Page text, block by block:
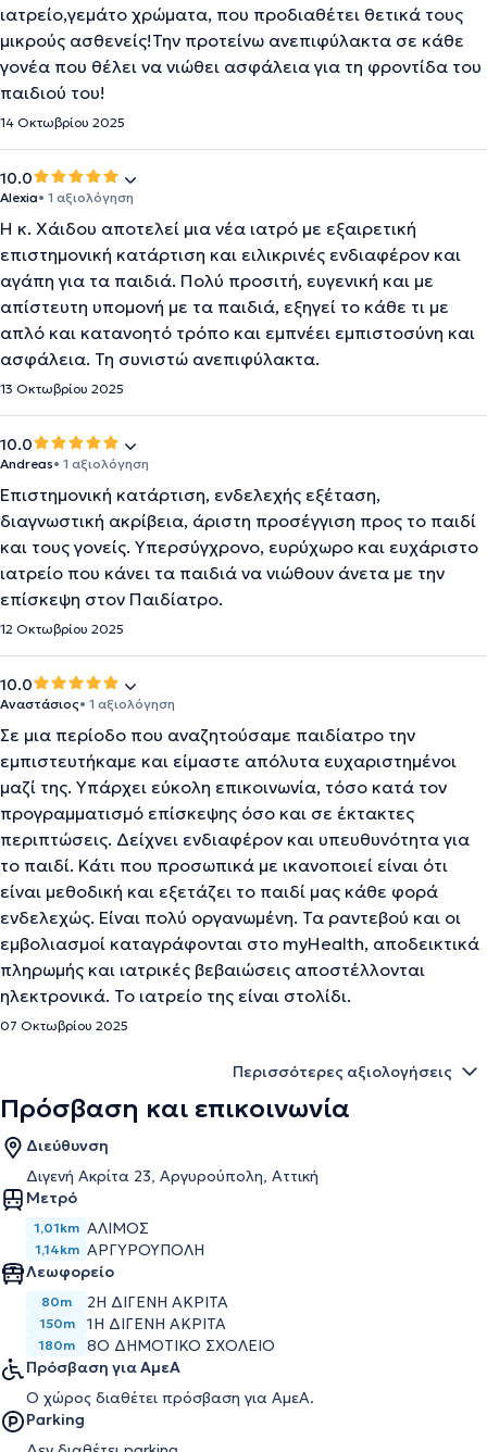
ιατρείο,γεμάτο χρώματα, που προδιαθέτει θετικά τους
μικρούς ασθενείς!Την προτείνω ανεπιφύλακτα σε κάθε
γονέα που θέλει να νιώθει ασφάλεια για τη φροντίδα του
παιδιού του!
14 Οκτωβρίου 2025
10.0
Alexia• 1 αξιολόγηση
Η κ. Χάιδου αποτελεί μια νέα ιατρό με εξαιρετική
επιστημονική κατάρτιση και ειλικρινές ενδιαφέρον και
αγάπη για τα παιδιά. Πολύ προσιτή, ευγενική και με
απίστευτη υπομονή με τα παιδιά, εξηγεί το κάθε τι με
απλό και κατανοητό τρόπο και εμπνέει εμπιστοσύνη και
ασφάλεια. Τη συνιστώ ανεπιφύλακτα.
13 Οκτωβρίου 2025
10.0
Andreas• 1 αξιολόγηση
Επιστημονική κατάρτιση, ενδελεχής εξέταση,
διαγνωστική ακρίβεια, άριστη προσέγγιση προς το παιδί
και τους γονείς. Υπερσύγχρονο, ευρύχωρο και ευχάριστο
ιατρείο που κάνει τα παιδιά να νιώθουν άνετα με την
επίσκεψη στον Παιδίατρο.
12 Οκτωβρίου 2025
10.0
Αναστάσιος• 1 αξιολόγηση
Σε μια περίοδο που αναζητούσαμε παιδίατρο την
εμπιστευτήκαμε και είμαστε απόλυτα ευχαριστημένοι
μαζί της. Υπάρχει εύκολη επικοινωνία, τόσο κατά τον
προγραμματισμό επίσκεψης όσο και σε έκτακτες
περιπτώσεις. Δείχνει ενδιαφέρον και υπευθυνότητα για
το παιδί. Κάτι που προσωπικά με ικανοποιεί είναι ότι
είναι μεθοδική και εξετάζει το παιδί μας κάθε φορά
ενδελεχώς. Είναι πολύ οργανωμένη. Τα ραντεβού και οι
εμβολιασμοί καταγράφονται στο myHealth, αποδεικτικά
πληρωμής και ιατρικές βεβαιώσεις αποστέλλονται
ηλεκτρονικά. Το ιατρείο της είναι στολίδι.
07 Οκτωβρίου 2025
Περισσότερες αξιολογήσεις
Πρόσβαση και επικοινωνία
Διεύθυνση
Διγενή Ακρίτα 23, Αργυρούπολη, Αττική
Μετρό
1,01km ΆΛΙΜΟΣ
1,14km ΑΡΓΥΡΟΎΠΟΛΗ
Λεωφορείο
80m 2Η ΔΙΓΕΝΗ ΑΚΡΙΤΑ
150m 1Η ΔΙΓΕΝΗ ΑΚΡΙΤΑ
180m
8Ο ΔΗΜΟΤΙΚΟ ΣΧΟΛΕΙΟ
Πρόσβαση για ΑμεΑ
Ο χώρος διαθέτει πρόσβαση για ΑμεΑ.
Parking